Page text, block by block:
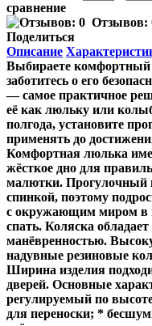
сравнение
Отзывов:
Поделиться
Описание
Выбираете
заботитесь о его
— самое практичное
её как люльку или
полгода, установите
применять до
Комфортная люлька
жёсткое дно для
малютки. Прогулочный
спинкой, поэтому
с окружающим миром в
спать. Коляска
манёвренностью.
надувные резиновые
Ширина изделия
дверей. Основные
регулируемый по
для переноски; *